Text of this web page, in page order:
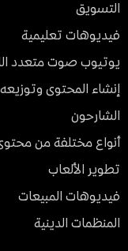
التسويق
فيديوهات تعليمية
يوتيوب صوت متعدد
إنشاء المحتوى وتوزيعه
الشارحون
أنواع مختلفة من
تطوير الألعاب
فيديوهات المبيعات
المنظمات الدينية